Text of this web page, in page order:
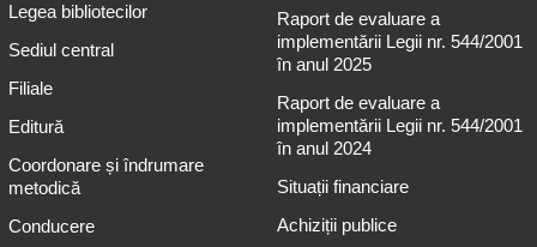
Legea bibliotecilor
Sediul central
Filiale
Editură
Coordonare și îndrumare
metodică
Conducere
Raport de evaluare a
implementării Legii nr. 544/2001
în anul 2025
Raport de evaluare a
implementării Legii nr. 544/2001
în anul 2024
Situații financiare
Achiziții publice